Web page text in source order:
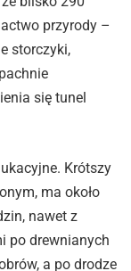
przyrody –
storczyki,
się tunel
Krótszy
ma około
nawet z
po drewnianych
a po drodze